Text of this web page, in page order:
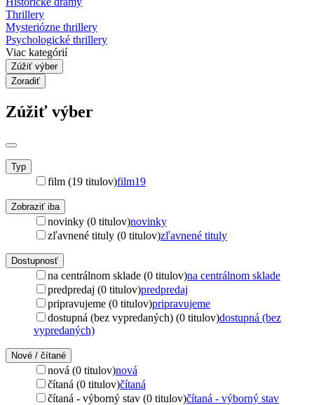
Thrillery
Mysteriózne thrillery
Psychologické thrillery
Viac kategórií
Zúžiť výber
Zoradiť
Zúžiť výber
Typ
film (19 titulov)film19
Zobraziť iba
novinky (0 titulov)novinky
zľavnené tituly (0 titulov)zľavnené tituly
Dostupnosť
na centrálnom sklade (0 titulov)na centrálnom sklade
predpredaj (0 titulov)predpredaj
pripravujeme (0 titulov)pripravujeme
dostupná (bez vypredaných) (0 titulov)dostupná (bez
vypredaných)
Nové / čítané
nová (0 titulov)nová
čítaná (0 titulov)čítaná
čítaná - výborný stav (0 titulov)čítaná - výborný stav